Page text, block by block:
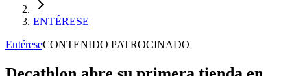
ENTÉRESE
EntéreseCONTENIDO PATROCINADO